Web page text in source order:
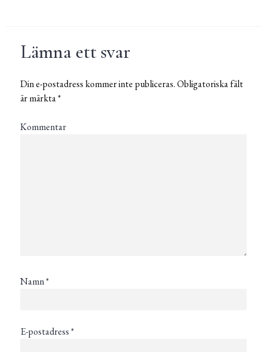
Lämna ett svar
Din e-postadress kommer inte publiceras.Obligatoriska fält
är märkta*
Kommentar
Namn*
E-postadress*